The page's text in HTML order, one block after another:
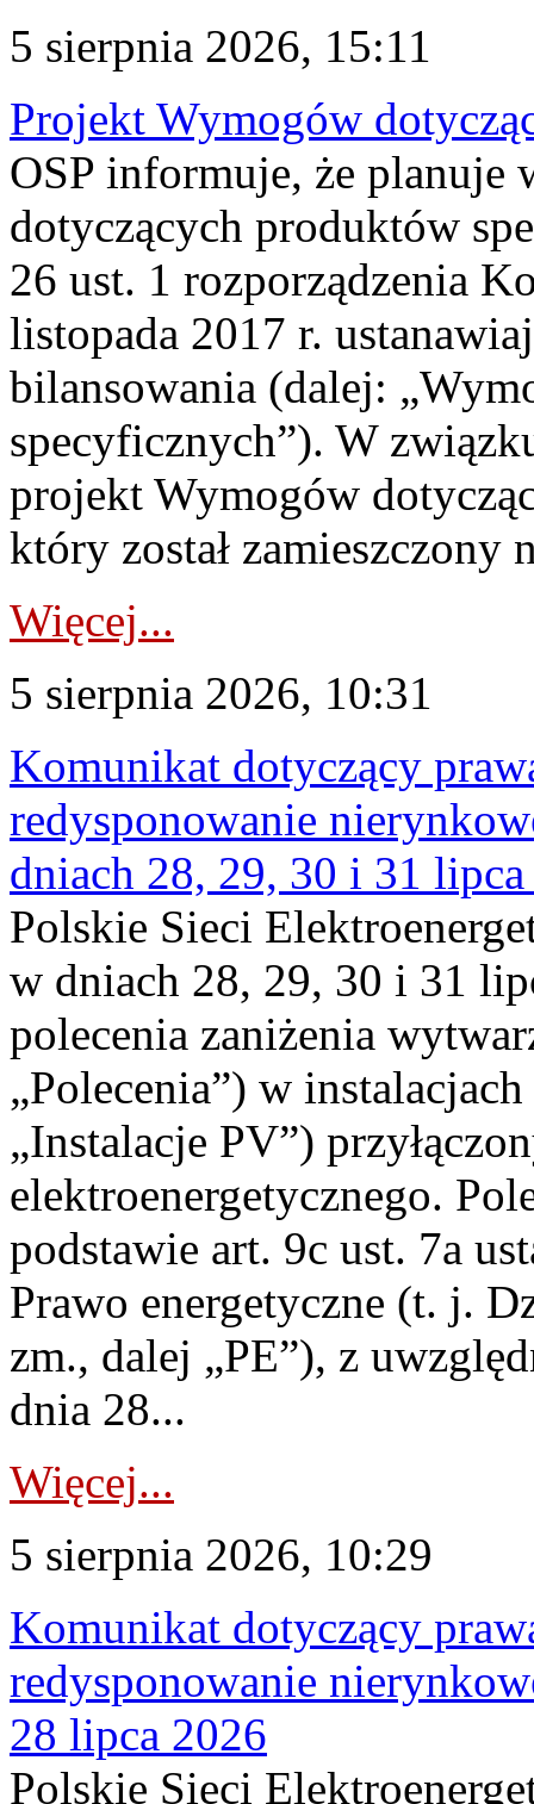
5 sierpnia 2026, 15:11
Projekt Wymogów
OSP informuje, że planuje
dotyczących produktów
26 ust. 1 rozporządzenia
listopada 2017 r.
bilansowania (dalej:
specyficznych”). W
projekt Wymogów
który został zamieszczony
Więcej...
5 sierpnia 2026, 10:31
Komunikat dotyczący
redysponowanie
dniach 28, 29, 30 i 31
Polskie Sieci
w dniach 28, 29, 30 i 31
polecenia zaniżenia
„Polecenia”) w
„Instalacje PV”)
elektroenergetycznego.
podstawie art. 9c ust. 7a
Prawo energetyczne (t. j.
zm., dalej „PE”), z
dnia 28...
Więcej...
5 sierpnia 2026, 10:29
Komunikat dotyczący
redysponowanie
28 lipca 2026
Polskie Sieci